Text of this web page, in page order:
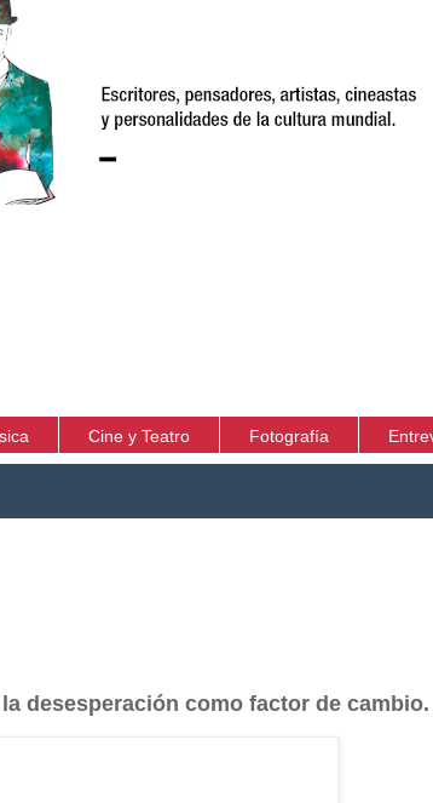
Cine y Teatro Fotografía
desesperación como factor de cambio.